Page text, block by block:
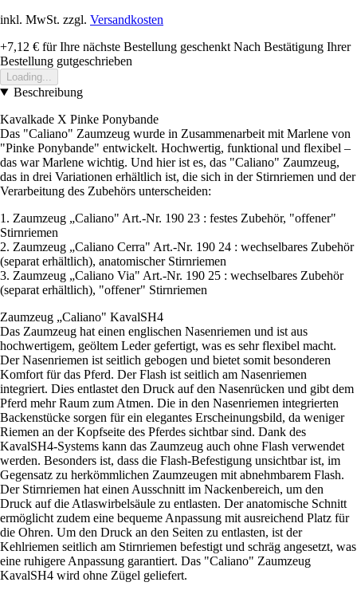
inkl. MwSt. zzgl. Versandkosten
+7,12 € für Ihre nächste Bestellung geschenkt Nach Bestätigung Ihrer
Bestellung gutgeschrieben
Loading...
Beschreibung
Kavalkade X Pinke Ponybande
Das "Caliano" Zaumzeug wurde in Zusammenarbeit mit Marlene von
"Pinke Ponybande" entwickelt. Hochwertig, funktional und flexibel –
das war Marlene wichtig. Und hier ist es, das "Caliano" Zaumzeug,
das in drei Variationen erhältlich ist, die sich in der Stirnriemen und der
Verarbeitung des Zubehörs unterscheiden:
1. Zaumzeug „Caliano" Art.-Nr. 190 23 : festes Zubehör, "offener"
Stirnriemen
2. Zaumzeug „Caliano Cerra" Art.-Nr. 190 24 : wechselbares Zubehör
(separat erhältlich), anatomischer Stirnriemen
3. Zaumzeug „Caliano Via" Art.-Nr. 190 25 : wechselbares Zubehör
(separat erhältlich), "offener" Stirnriemen
Zaumzeug „Caliano" KavalSH4
Das Zaumzeug hat einen englischen Nasenriemen und ist aus
hochwertigem, geöltem Leder gefertigt, was es sehr flexibel macht.
Der Nasenriemen ist seitlich gebogen und bietet somit besonderen
Komfort für das Pferd. Der Flash ist seitlich am Nasenriemen
integriert. Dies entlastet den Druck auf den Nasenrücken und gibt dem
Pferd mehr Raum zum Atmen. Die in den Nasenriemen integrierten
Backenstücke sorgen für ein elegantes Erscheinungsbild, da weniger
Riemen an der Kopfseite des Pferdes sichtbar sind. Dank des
KavalSH4-Systems kann das Zaumzeug auch ohne Flash verwendet
werden. Besonders ist, dass die Flash-Befestigung unsichtbar ist, im
Gegensatz zu herkömmlichen Zaumzeugen mit abnehmbarem Flash.
Der Stirnriemen hat einen Ausschnitt im Nackenbereich, um den
Druck auf die Atlaswirbelsäule zu entlasten. Der anatomische Schnitt
ermöglicht zudem eine bequeme Anpassung mit ausreichend Platz für
die Ohren. Um den Druck an den Seiten zu entlasten, ist der
Kehlriemen seitlich am Stirnriemen befestigt und schräg angesetzt, was
eine ruhigere Anpassung garantiert. Das "Caliano" Zaumzeug
KavalSH4 wird ohne Zügel geliefert.